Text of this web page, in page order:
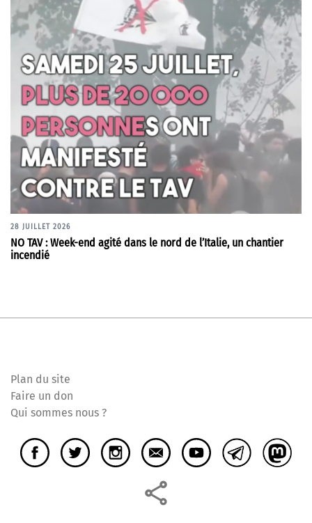
28 JUILLET 2026
NO TAV : Week-end agité dans le nord de l’Italie, un chantier
incendié
Plan du site
Faire un don
Qui sommes nous ?